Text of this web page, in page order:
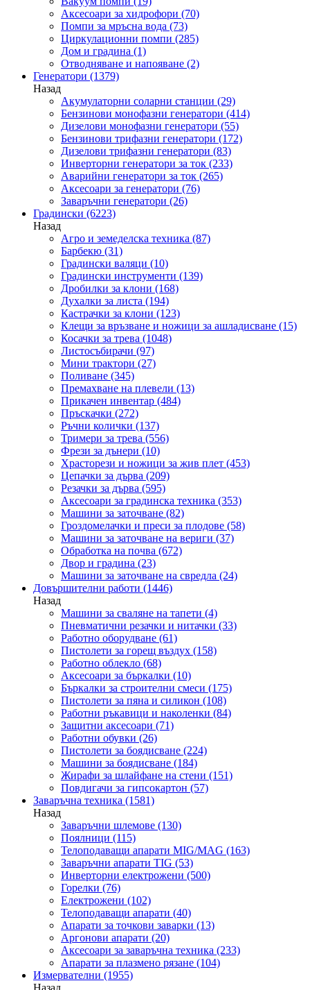
Аксесоари за хидрофори (70)
Помпи за мръсна вода (73)
Циркулационни помпи (285)
Дом и градина (1)
Отводняване и напояване (2)
Генератори (1379)
Назад
Акумулаторни соларни станции (29)
Бензинови монофазни генератори (414)
Дизелови монофазни генератори (55)
Бензинови трифазни генератори (172)
Дизелови трифазни генератори (83)
Инверторни генератори за ток (233)
Аварийни генератори за ток (265)
Аксесоари за генератори (76)
Заваръчни генератори (26)
Градински (6223)
Назад
Агро и земеделска техника (87)
Барбекю (31)
Градински валяци (10)
Градински инструменти (139)
Дробилки за клони (168)
Духалки за листа (194)
Кастрачки за клони (123)
Клещи за връзване и ножици за ашладисване (15)
Косачки за трева (1048)
Листосъбирачи (97)
Мини трактори (27)
Поливане (345)
Премахване на плевели (13)
Прикачен инвентар (484)
Пръскачки (272)
Ръчни колички (137)
Тримери за трева (556)
Фрези за дънери (10)
Храсторези и ножици за жив плет (453)
Цепачки за дърва (209)
Резачки за дърва (595)
Аксесоари за градинска техника (353)
Машини за заточване (82)
Гроздомелачки и преси за плодове (58)
Машини за заточване на вериги (37)
Обработка на почва (672)
Двор и градина (23)
Машини за заточване на свредла (24)
Довършителни работи (1446)
Назад
Машини за сваляне на тапети (4)
Пневматични резачки и нитачки (33)
Работно оборудване (61)
Пистолети за горещ въздух (158)
Работно облекло (68)
Аксесоари за бъркалки (10)
Бъркалки за строителни смеси (175)
Пистолети за пяна и силикон (108)
Работни ръкавици и наколенки (84)
Защитни аксесоари (71)
Работни обувки (26)
Пистолети за боядисване (224)
Машини за боядисване (184)
Жирафи за шлайфане на стени (151)
Повдигачи за гипсокартон (57)
Заваръчна техника (1581)
Назад
Заваръчни шлемове (130)
Поялници (115)
Телоподаващи апарати MIG/MAG (163)
Заваръчни апарати TIG (53)
Инверторни електрожени (500)
Горелки (76)
Електрожени (102)
Телоподаващи апарати (40)
Апарати за точкови заварки (13)
Аргонови апарати (20)
Аксесоари за заваръчна техника (233)
Апарати за плазмено рязане (104)
Измервателни (1955)
Назад